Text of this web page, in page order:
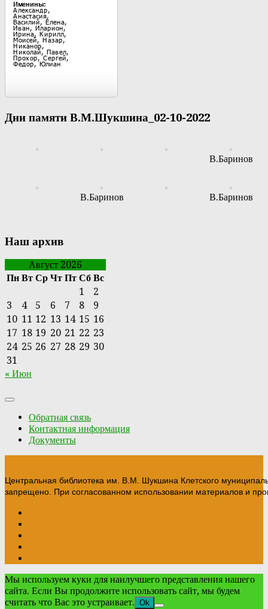
Дни памяти В.М.Шукшина_02-10-2022
В.Баринов
В.Баринов В.Баринов
Наш архив
Август 2026
Пн Вт Ср Чт Пт Сб Вс
1
2
3
4 5 6 7 8
9
10 11 12 13 14 15 16
17 18 19 20 21 22 23
24 25 26 27 28 29 30
31
« Июн
Обратная связь
Контактная информация
Документы
Центральная библиотека им. В.М. Шукшина Клетского
запрещено. При согласованном использовании материалов и
Мы используем куки для наилучшего представления нашего
сайта. Если Вы продолжите использовать сайт, мы будем
считать что Вас это устраивает. Ok